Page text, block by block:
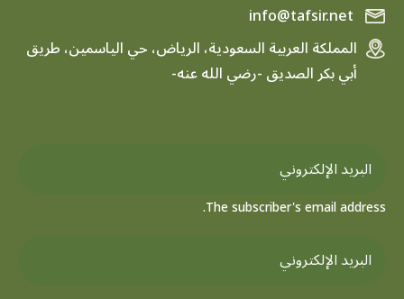
المملكة العربية السعودية، الرياض، حي الياسمين، طريق
أبي بكر الصديق -رضي الله عنه-
The subscriber's email address.